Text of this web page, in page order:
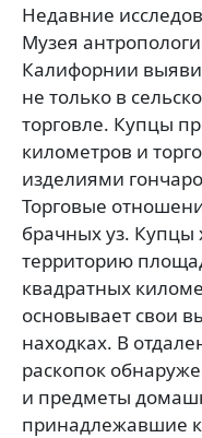
Недавние
Музея
Калифорнии
не только в
торговле. Купцы
километров и
изделиями
Торговые
брачных уз. Купцы
территорию
квадратных
основывает свои
находках. В
раскопок
и предметы
принадлежавшие к